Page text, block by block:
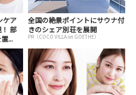
ケア
部
...
全国の絶景ポイントにサウナ付
きのシェア別荘を展開
PR（COCO VILLA on GOETHE）